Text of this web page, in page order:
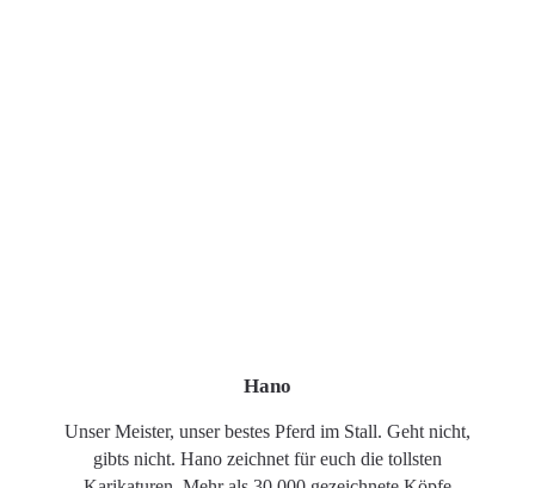
Hano
Unser Meister, unser bestes Pferd im Stall. Geht nicht,
gibts nicht. Hano zeichnet für euch die tollsten